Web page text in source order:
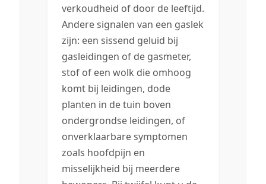
verkoudheid of door de leeftijd.
Andere signalen van een gaslek
zijn: een sissend geluid bij
gasleidingen of de gasmeter,
stof of een wolk die omhoog
komt bij leidingen, dode
planten in de tuin boven
ondergrondse leidingen, of
onverklaarbare symptomen
zoals hoofdpijn en
misselijkheid bij meerdere